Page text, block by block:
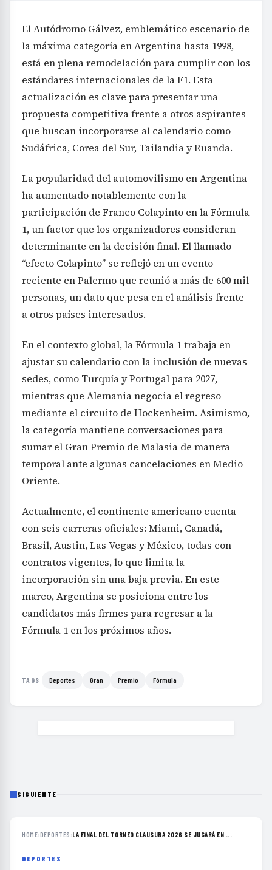
El Autódromo Gálvez, emblemático escenario de
la máxima categoría en Argentina hasta 1998,
está en plena remodelación para cumplir con los
estándares internacionales de la F1. Esta
actualización es clave para presentar una
propuesta competitiva frente a otros aspirantes
que buscan incorporarse al calendario como
Sudáfrica, Corea del Sur, Tailandia y Ruanda.
La popularidad del automovilismo en Argentina
ha aumentado notablemente con la
participación de Franco Colapinto en la Fórmula
1, un factor que los organizadores consideran
determinante en la decisión final. El llamado
“efecto Colapinto” se reflejó en un evento
reciente en Palermo que reunió a más de 600 mil
personas, un dato que pesa en el análisis frente
a otros países interesados.
En el contexto global, la Fórmula 1 trabaja en
ajustar su calendario con la inclusión de nuevas
sedes, como Turquía y Portugal para 2027,
mientras que Alemania negocia el regreso
mediante el circuito de Hockenheim. Asimismo,
la categoría mantiene conversaciones para
sumar el Gran Premio de Malasia de manera
temporal ante algunas cancelaciones en Medio
Oriente.
Actualmente, el continente americano cuenta
con seis carreras oficiales: Miami, Canadá,
Brasil, Austin, Las Vegas y México, todas con
contratos vigentes, lo que limita la
incorporación sin una baja previa. En este
marco, Argentina se posiciona entre los
candidatos más firmes para regresar a la
Fórmula 1 en los próximos años.
TAGS Deportes Gran Premio Fórmula
SIGUIENTE
HOME›DEPORTES ›LA FINAL DEL TORNEO CLAUSURA 2026 SE JUGARÁ EN ...
DEPORTES